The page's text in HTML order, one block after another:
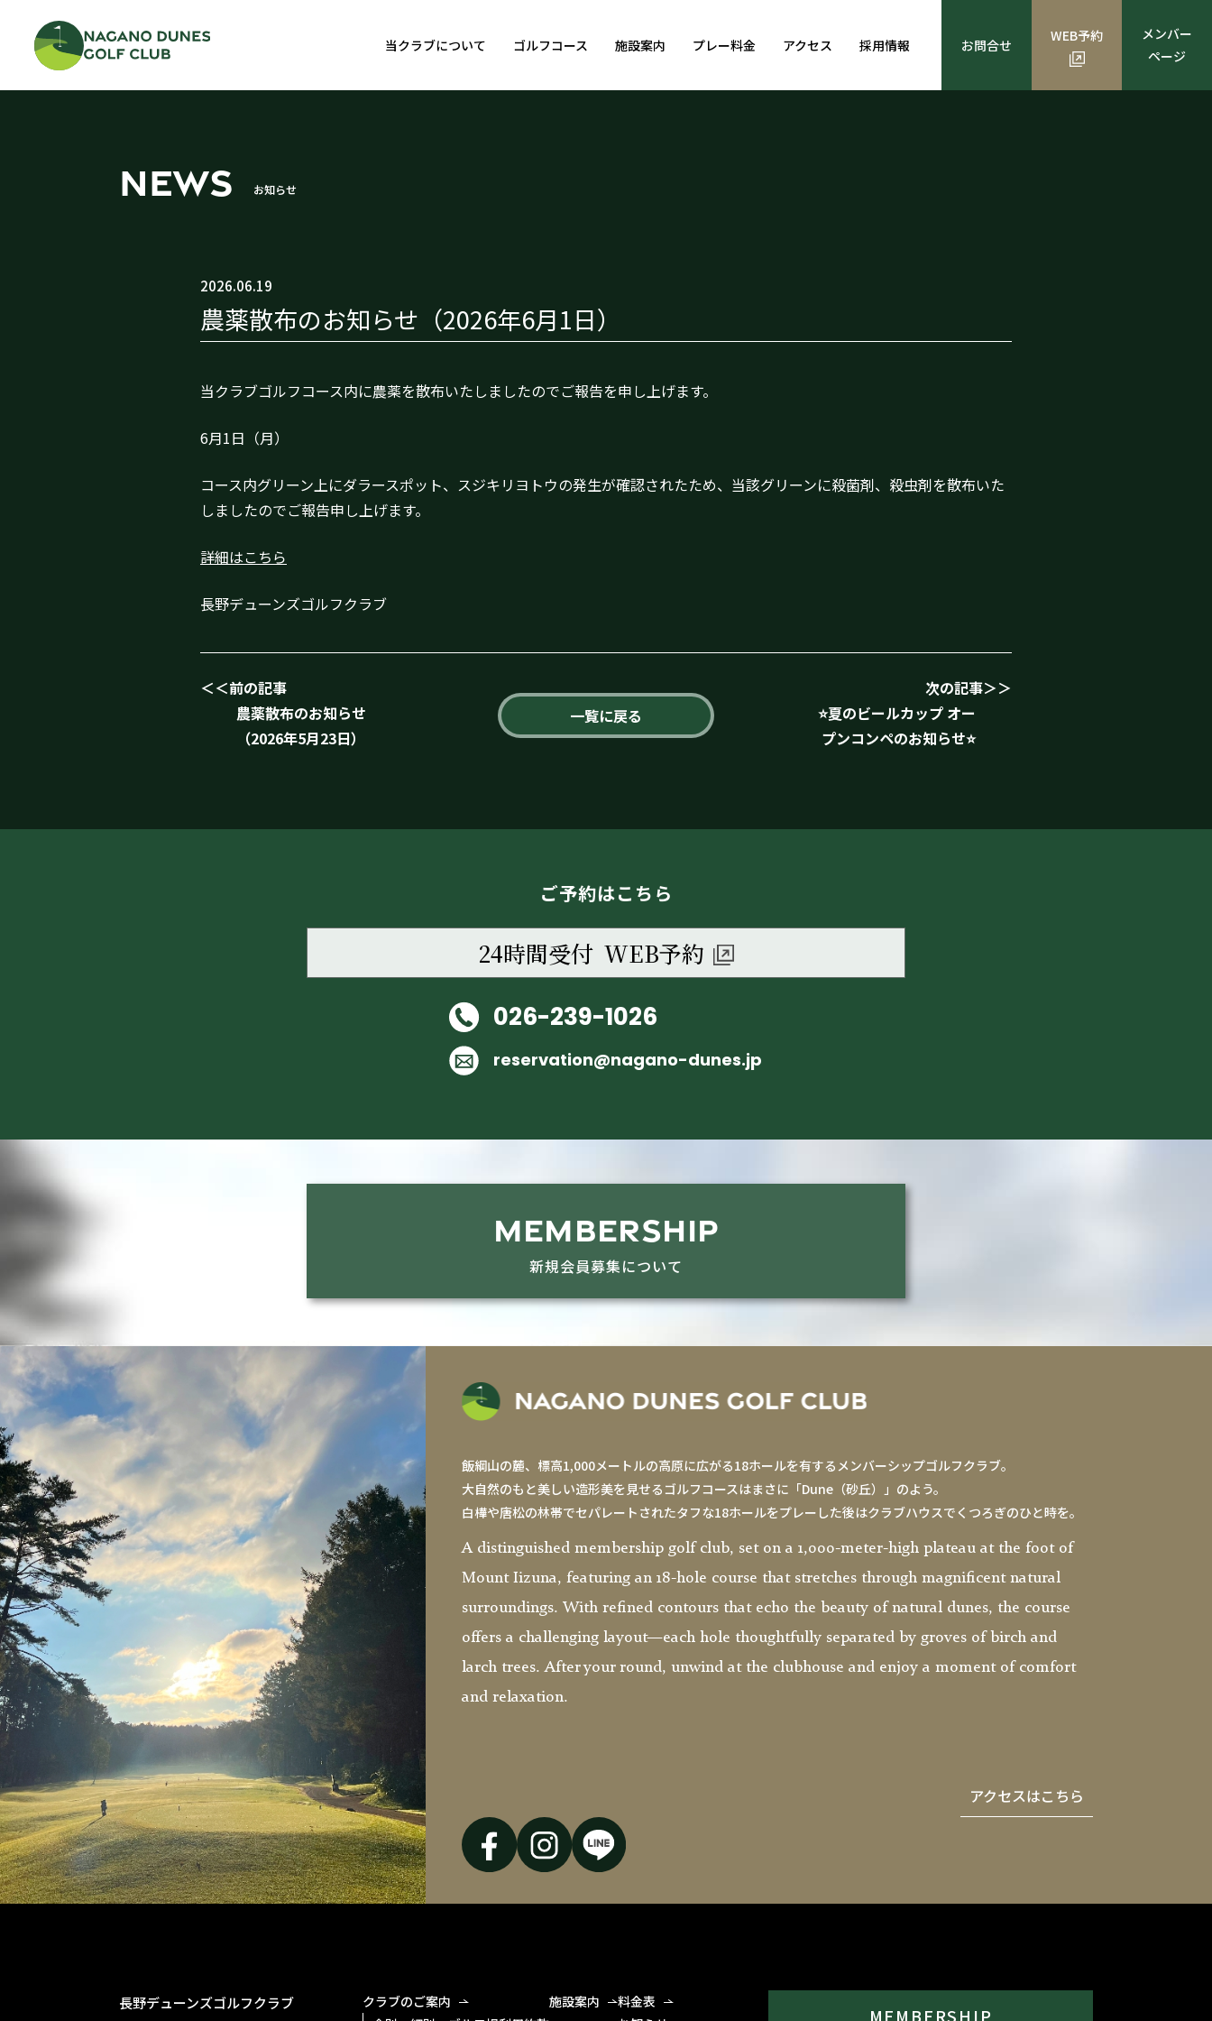
当クラブについて ゴルフコース 施設案内 プレー料金 アクセス 採用情報 お問合せ
WEB予約
メンバー
ページ
NEWS お知らせ
2026.06.19
農薬散布のお知らせ（2026年6月1日）
当クラブゴルフコース内に農薬を散布いたしましたのでご報告を申し上げます。
6月1日（月）
コース内グリーン上にダラースポット、スジキリヨトウの発生が確認されたため、当該グリーンに殺菌剤、殺虫剤を散布いた
しましたのでご報告申し上げます。
詳細はこちら
長野デューンズゴルフクラブ
＜＜前の記事
農薬散布のお知らせ
（2026年5月23日）
次の記事＞＞
⭐夏のビールカップ オー
プンコンペのお知らせ⭐
一覧に戻る
ご予約はこちら
24時間受付 WEB予約
026-239-1026
reservation@nagano-dunes.jp
MEMBERSHIP
新規会員募集について
飯綱山の麓、標高1,000メートルの高原に広がる18ホールを有するメンバーシップゴルフクラブ。
大自然のもと美しい造形美を見せるゴルフコースはまさに「Dune（砂丘）」のよう。
白樺や唐松の林帯でセパレートされたタフな18ホールをプレーした後はクラブハウスでくつろぎのひと時を。
A distinguished membership golf club, set on a 1,000-meter-high plateau at the foot of
Mount Iizuna, featuring an 18-hole course that stretches through magnificent natural
surroundings. With refined contours that echo the beauty of natural dunes, the course
offers a challenging layout—each hole thoughtfully separated by groves of birch and
larch trees. After your round, unwind at the clubhouse and enjoy a moment of comfort
and relaxation.
アクセスはこちら
長野デューンズゴルフクラブ
クラブのご案内
施設案内
料金表
MEMBERSHIP